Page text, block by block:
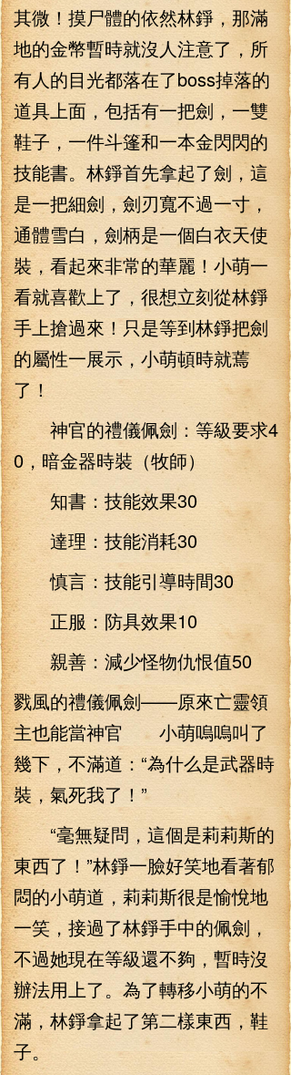
其微！摸尸體的依然林錚，那滿
地的金幣暫時就沒人注意了，所
有人的目光都落在了boss掉落的
道具上面，包括有一把劍，一雙
鞋子，一件斗篷和一本金閃閃的
技能書。林錚首先拿起了劍，這
是一把細劍，劍刃寬不過一寸，
通體雪白，劍柄是一個白衣天使
裝，看起來非常的華麗！小萌一
看就喜歡上了，很想立刻從林錚
手上搶過來！只是等到林錚把劍
的屬性一展示，小萌頓時就蔫
了！
神官的禮儀佩劍：等級要求4
0，暗金器時裝（牧師）
知書：技能效果30
達理：技能消耗30
慎言：技能引導時間30
正服：防具效果10
親善：減少怪物仇恨值50
戮風的禮儀佩劍——原來亡靈領
主也能當神官 小萌嗚嗚叫了
幾下，不滿道：“為什么是武器時
裝，氣死我了！”
“毫無疑問，這個是莉莉斯的
東西了！”林錚一臉好笑地看著郁
悶的小萌道，莉莉斯很是愉悅地
一笑，接過了林錚手中的佩劍，
不過她現在等級還不夠，暫時沒
辦法用上了。為了轉移小萌的不
滿，林錚拿起了第二樣東西，鞋
子。